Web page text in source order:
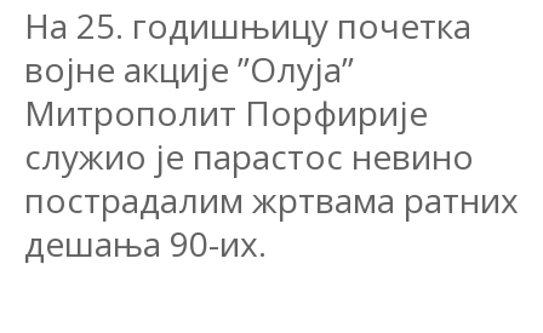
На 25. годишњицу почетка
војне акције ”Олуја”
Митрополит Порфирије
служио је парастос невино
пострадалим жртвама ратних
дешања 90-их.